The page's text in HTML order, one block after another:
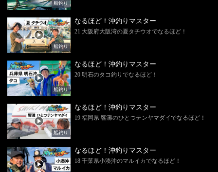
船釣り
船釣り
なるほど！沖釣りマスター
21 大阪府大阪湾の夏タチウオでなるほど！
船釣り
なるほど！沖釣りマスター
20 明石のタコ釣りでなるほど！
船釣り
なるほど！沖釣りマスター
19 福岡県 響灘のひとつテンヤマダイでなるほど！
なるほど！沖釣りマスター
18 千葉県小湊沖のマルイカでなるほど！